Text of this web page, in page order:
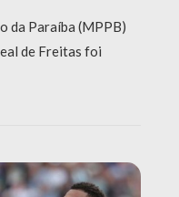
da Paraíba (MPPB)
de Freitas foi